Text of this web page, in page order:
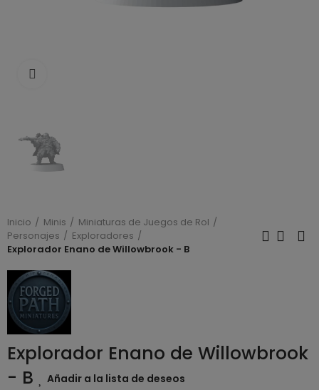
Inicio Minis
Miniaturas de Juegos de Rol
Personajes
Exploradores
Explorador Enano de Willowbrook - B
Explorador Enano de Willowbrook
- B
Añadir a la lista de deseos